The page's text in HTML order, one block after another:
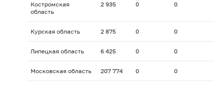
Костромская
область
2 935 0 0
Курская область 2 875 0 0
Липецкая область 6 425 0 0
Московская область 207 774 0 0